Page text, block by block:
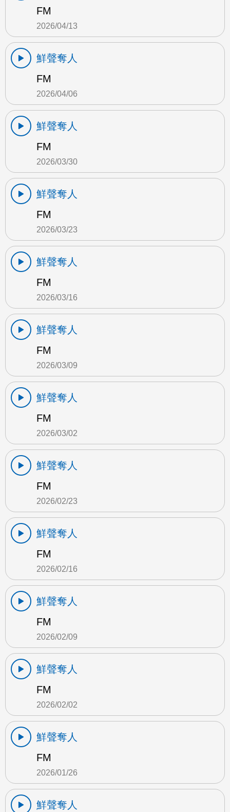
FM
2026/04/13
鮮聲奪人
FM
2026/04/06
鮮聲奪人
FM
2026/03/30
鮮聲奪人
FM
2026/03/23
鮮聲奪人
FM
2026/03/16
鮮聲奪人
FM
2026/03/09
鮮聲奪人
FM
2026/03/02
鮮聲奪人
FM
2026/02/23
鮮聲奪人
FM
2026/02/16
鮮聲奪人
FM
2026/02/09
鮮聲奪人
FM
2026/02/02
鮮聲奪人
FM
2026/01/26
鮮聲奪人